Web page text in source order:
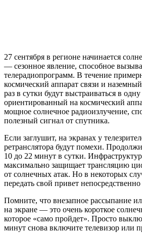
27 сентября в регионе начинается
— сезонное явление, способное
телерадиопрограмм. В течение
космический аппарат связи и
раз в сутки будут выстраиваться в
ориентированный на космический
мощное солнечное радиоизлучение,
полезный сигнал от спутника.
Если заглушит, на экранах у
ретранслятора будут помехи.
10 до 22 минут в сутки.
максимально защищает трансляцию
от солнечных атак. Но в некоторых
передать свой привет
Помните, что внезапное рассыпание
на экране — это очень короткое
которое «само пройдет». Просто
минут снова включите телевизор или